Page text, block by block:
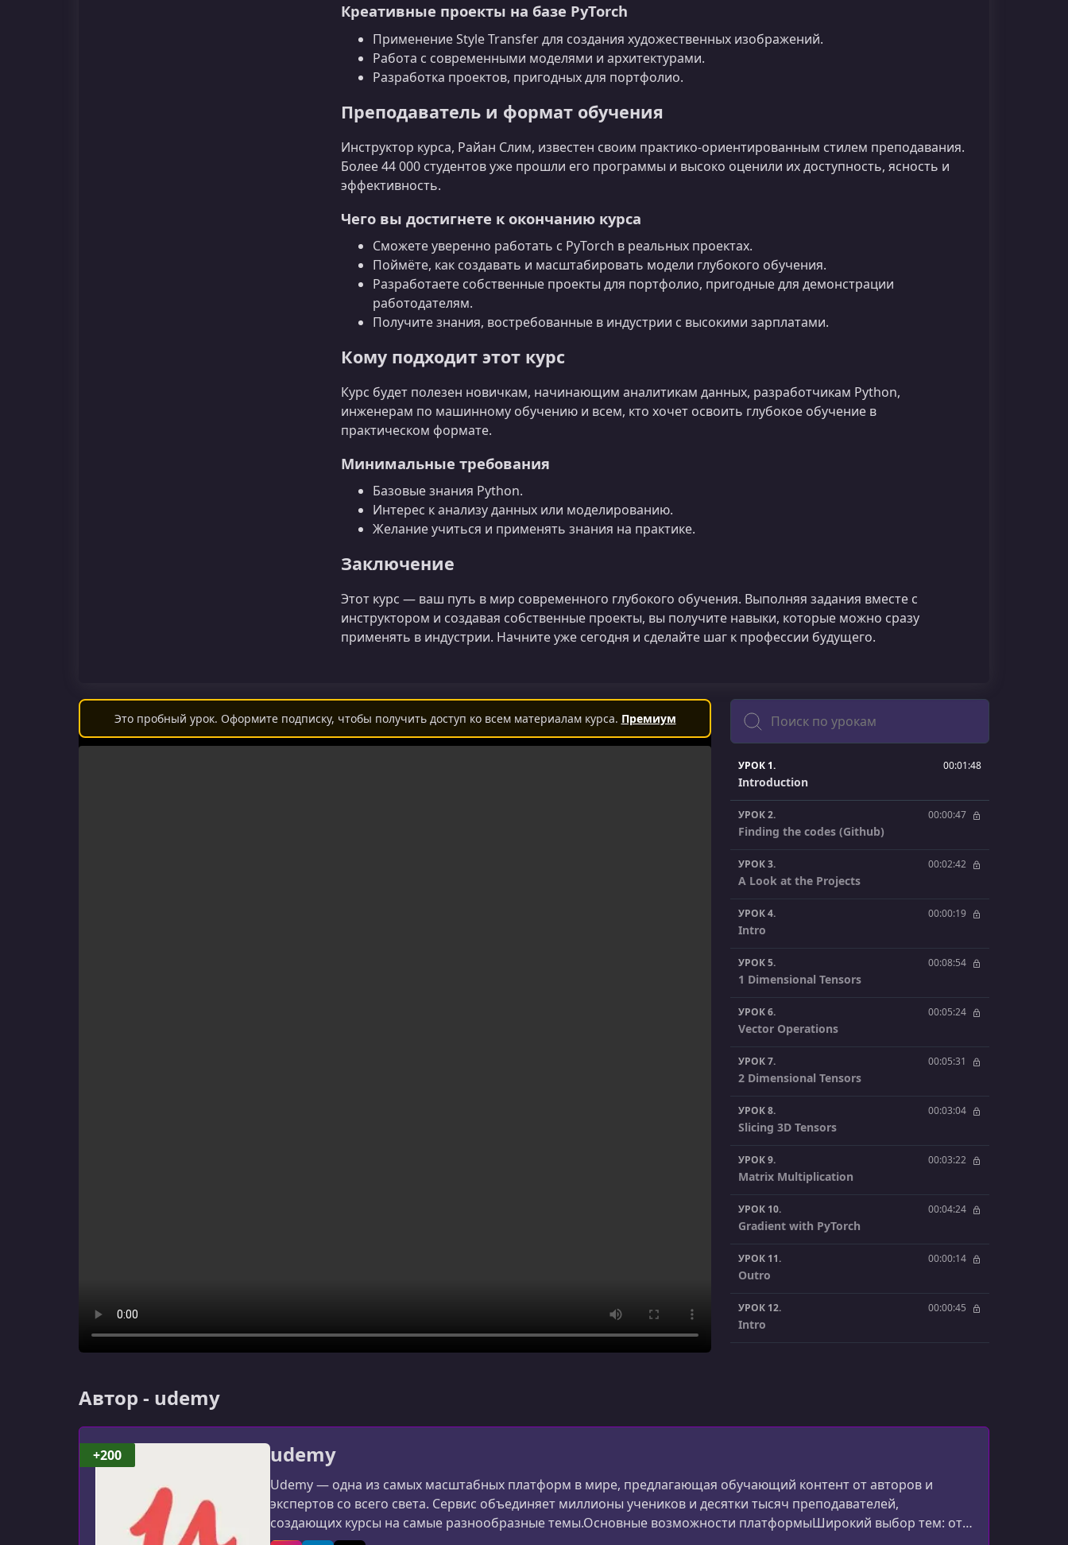
Креативные проекты на базе PyTorch
Применение Style Transfer для создания художественных изображений.
Работа с современными моделями и архитектурами.
Разработка проектов, пригодных для портфолио.
Преподаватель и формат обучения
Инструктор курса, Райан Слим, известен своим практико-ориентированным стилем преподавания.
Более 44 000 студентов уже прошли его программы и высоко оценили их доступность, ясность и
эффективность.
Чего вы достигнете к окончанию курса
Сможете уверенно работать с PyTorch в реальных проектах.
Поймёте, как создавать и масштабировать модели глубокого обучения.
Разработаете собственные проекты для портфолио, пригодные для демонстрации
работодателям.
Получите знания, востребованные в индустрии с высокими зарплатами.
Кому подходит этот курс
Курс будет полезен новичкам, начинающим аналитикам данных, разработчикам Python,
инженерам по машинному обучению и всем, кто хочет освоить глубокое обучение в
практическом формате.
Минимальные требования
Базовые знания Python.
Интерес к анализу данных или моделированию.
Желание учиться и применять знания на практике.
Заключение
Этот курс — ваш путь в мир современного глубокого обучения. Выполняя задания вместе с
инструктором и создавая собственные проекты, вы получите навыки, которые можно сразу
применять в индустрии. Начните уже сегодня и сделайте шаг к профессии будущего.
Это пробный урок. Оформите подписку, чтобы получить доступ ко всем материалам курса. Премиум
Поиск
УРОК 1. 00:01:48
Introduction
УРОК 2. 00:00:47
Finding the codes (Github)
УРОК 3. 00:02:42
A Look at the Projects
УРОК 4. 00:00:19
Intro
УРОК 5. 00:08:54
1 Dimensional Tensors
УРОК 6. 00:05:24
Vector Operations
УРОК 7. 00:05:31
2 Dimensional Tensors
УРОК 8. 00:03:04
Slicing 3D Tensors
УРОК 9. 00:03:22
Matrix Multiplication
УРОК 10. 00:04:24
Gradient with PyTorch
УРОК 11. 00:00:14
Outro
УРОК 12. 00:00:45
Intro
Linear Class
УРОК 16.
Creating Dataset
Автор - udemy
udemy
Udemy — одна из самых масштабных платформ в мире, предлагающая обучающий контент от авторов и
экспертов со всего света. Сервис объединяет миллионы учеников и десятки тысяч преподавателей,
создающих курсы на самые разнообразные темы.Основные возможности платформыШирокий выбор тем: от
+200